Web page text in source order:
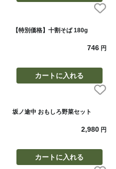
【特別価格】十割そば 180g
746円
カートに入れる
坂ノ途中 おもしろ野菜セット
2,980円
カートに入れる